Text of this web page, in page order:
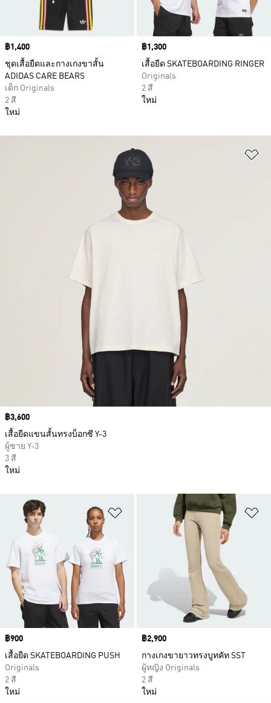
Price
฿1,400
ชุดเสื้อยืดและกางเกงขาสั้น
ADIDAS CARE BEARS
เด็ก Originals
2 สี
ใหม่
Price
฿1,300
เสื้อยืด SKATEBOARDING RINGER
Originals
2 สี
ใหม่
เพิ่มไปยังรายการสินค้าโปรด
Price
฿900
เสื้อยืด SKATEBOARDING PUSH
Originals
2 สี
ใหม่
Price
฿2,900
กางเกงขายาวทรงบูทคัท SST
ผู้หญิง Originals
2 สี
ใหม่
Price
฿3,600
เสื้อยืดแขนสั้นทรงบ็อกซี Y-3
ผู้ชาย Y-3
3 สี
ใหม่